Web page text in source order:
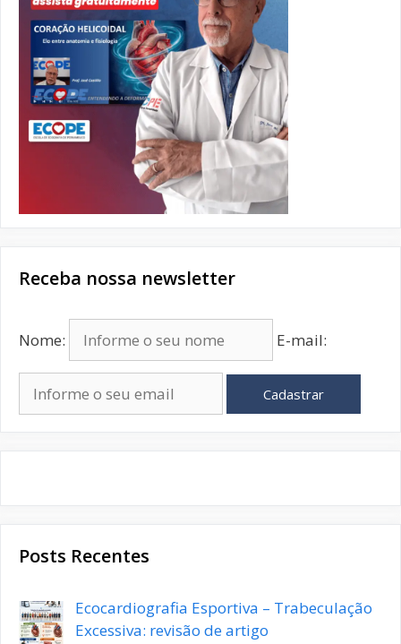
Receba nossa newsletter
Nome: E-mail:
Cadastrar
Posts Recentes
Ecocardiografia Esportiva – Trabeculação
Excessiva: revisão de artigo